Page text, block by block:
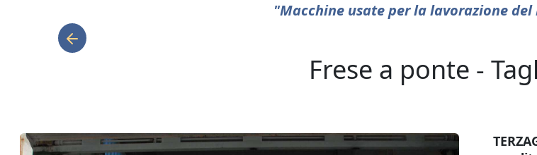
"Macchine usate per la lavorazione
Frese a ponte -